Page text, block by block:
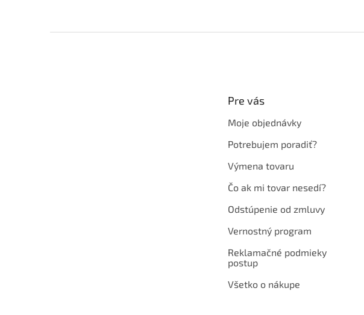
Pre vás
Moje objednávky
Potrebujem poradiť?
Výmena tovaru
Čo ak mi tovar nesedí?
Odstúpenie od zmluvy
Vernostný program
Reklamačné podmieky
postup
Všetko o nákupe